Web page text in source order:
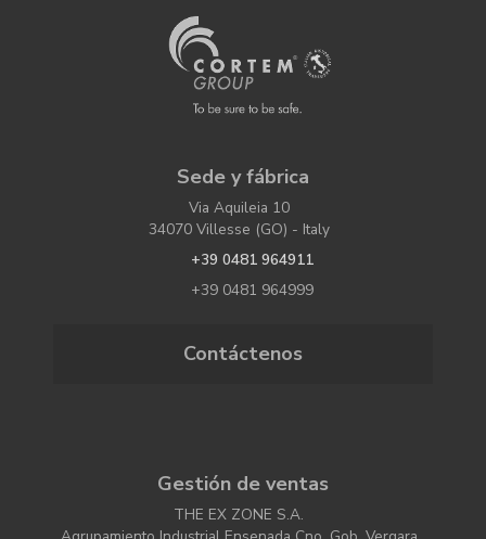
Sede y fábrica
Via Aquileia 10
34070 Villesse (GO) - Italy
+39 0481 964911
+39 0481 964999
Contáctenos
Gestión de ventas
THE EX ZONE S.A.